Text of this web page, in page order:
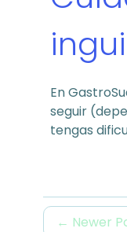
En
seguir
tengas
← Newer